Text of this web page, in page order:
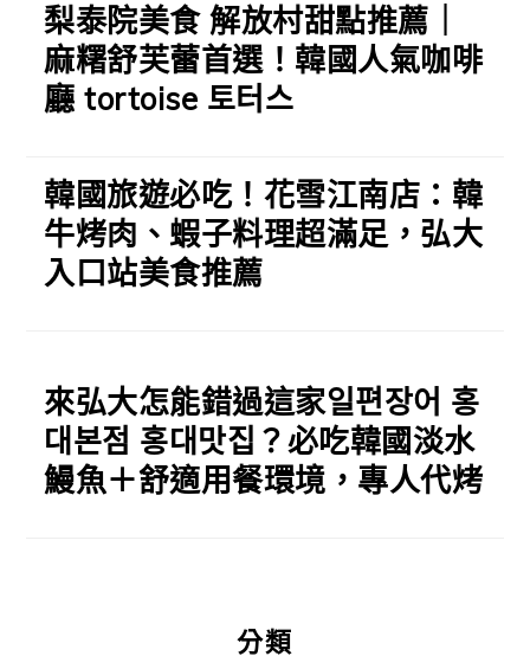
梨泰院美食 解放村甜點推薦｜
麻糬舒芙蕾首選！韓國人氣咖啡
廳 tortoise 토터스
韓國旅遊必吃！花雪江南店：韓
牛烤肉、蝦子料理超滿足，弘大
入口站美食推薦
來弘大怎能錯過這家일편장어 홍
대본점 홍대맛집？必吃韓國淡水
鰻魚＋舒適用餐環境，專人代烤
分類